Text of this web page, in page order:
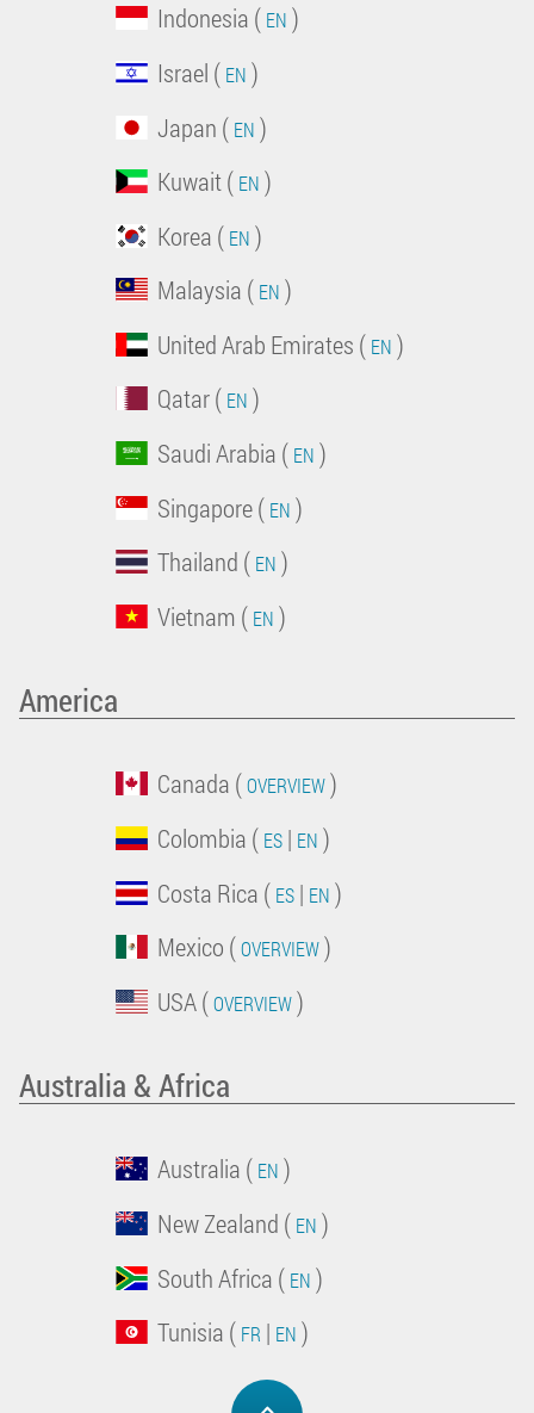
Indonesia ( EN )
Israel ( EN )
Japan ( EN )
Kuwait ( EN )
Korea ( EN )
Malaysia ( EN )
United Arab Emirates ( EN )
Qatar ( EN )
Saudi Arabia ( EN )
Singapore ( EN )
Thailand ( EN )
Vietnam ( EN )
America
Canada (OVERVIEW)
Colombia ( ES| EN )
Costa Rica ( ES| EN )
Mexico (OVERVIEW)
USA (OVERVIEW)
Australia & Africa
Australia ( EN )
New Zealand ( EN )
South Africa ( EN )
Tunisia ( FR | EN )